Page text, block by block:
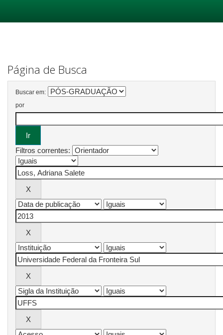
Página de Busca
Buscar em:
por
Filtros correntes: